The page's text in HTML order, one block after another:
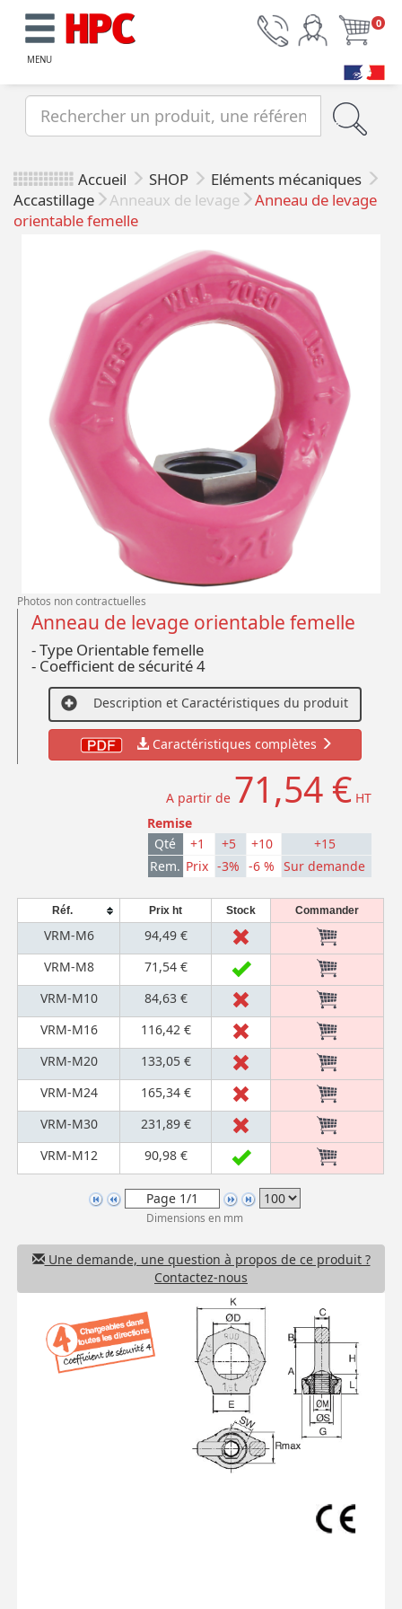
MENU
0
Accueil SHOP
Eléments mécaniques
Accastillage
Anneaux de levage
Anneau de levage
orientable femelle
Photos non contractuelles
Anneau de levage orientable femelle
- Type Orientable femelle
- Coefficient de sécurité 4
Description et Caractéristiques du produit
Caractéristiques complètes
A partir de 71,54 € HT
Remise
Qté
+1 +5 +10
+15
Rem. Prix -3% -6 % Sur demande
Réf. Prix ht Stock Commander
VRM-M6
94,49 €
VRM-M8
71,54 €
VRM-M10
84,63 €
VRM-M16
116,42 €
VRM-M20
133,05 €
VRM-M24
165,34 €
VRM-M30
231,89 €
VRM-M12
90,98 €
Dimensions en mm
Une demande, une question à propos de ce produit ?
Contactez-nous